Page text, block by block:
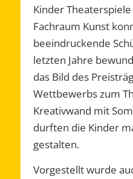
Kinder
Fachraum Kunst
beeindruckende
letzten Jahre
das Bild des
Wettbewerbs zum
Kreativwand mit
durften die Kinder
gestalten.
Vorgestellt wurde